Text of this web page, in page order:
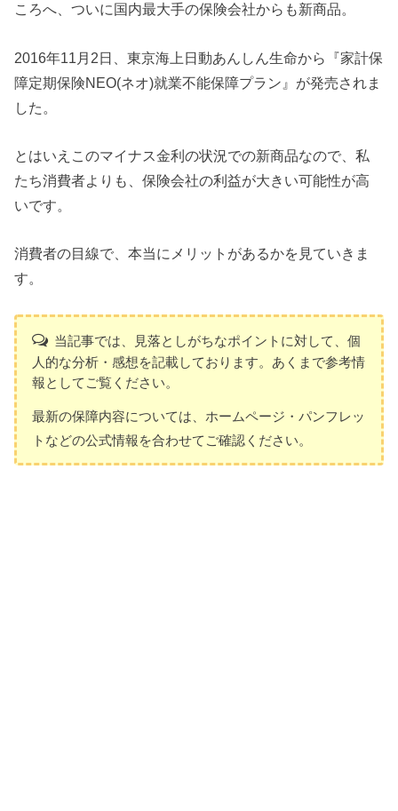
ころへ、ついに国内最大手の保険会社からも新商品。
2016年11月2日、東京海上日動あんしん生命から『家計保
障定期保険NEO(ネオ)就業不能保障プラン』が発売されま
した。
とはいえこのマイナス金利の状況での新商品なので、私
たち消費者よりも、保険会社の利益が大きい可能性が高
いです。
消費者の目線で、本当にメリットがあるかを見ていきま
す。
当記事では、見落としがちなポイントに対して、個
人的な分析・感想を記載しております。あくまで参考情
報としてご覧ください。
最新の保障内容については、ホームページ・パンフレッ
トなどの公式情報を合わせてご確認ください。